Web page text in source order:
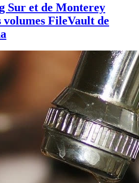
Sur et de Monterey
volumes FileVault de